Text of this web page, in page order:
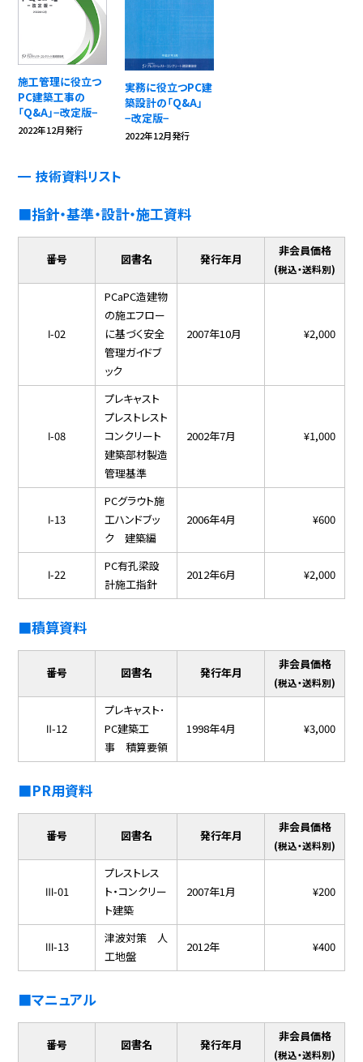
施工管理に役立つ
PC建築工事の
「Q&A」−改定版−
2022年12月発行
実務に役立つPC建
築設計の「Q&A」
−改定版−
2022年12月発行
技術資料リスト
■指針・基準・設計・施工資料
番号 図書名 発行年月
非会員価格
(税込・送料別)
Ⅰ-02
PCaPC造建物
の施エフロー
に基づく安全
管理ガイドブ
ック
2007年10月 ¥2,000
Ⅰ-08
プレキャスト
プレストレスト
コンクリート
建築部材製造
管理基準
2002年7月 ¥1,000
Ⅰ-13
PCグラウト施
工ハンドブッ
ク 建築編
2006年4月 ¥600
Ⅰ-22
PC有孔梁設
計施工指針
2012年6月 ¥2,000
■積算資料
番号 図書名 発行年月
非会員価格
(税込・送料別)
Ⅱ-12
プレキャスト･
PC建築工
事 積算要領
1998年4月 ¥3,000
■PR用資料
番号 図書名 発行年月
非会員価格
(税込・送料別)
Ⅲ-01
プレストレス
ト・コンクリー
ト建築
2007年1月 ¥200
Ⅲ-13
津波対策 人
工地盤
2012年 ¥400
■マニュアル
番号 図書名 発行年月
非会員価格
(税込・送料別)